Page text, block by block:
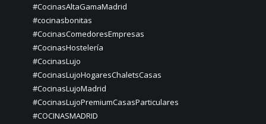
#CocinasAltaGamaMadrid
#cocinasbonitas
#CocinasComedoresEmpresas
#CocinasHostelería
#CocinasLujo
#CocinasLujoHogaresChaletsCasas
#CocinasLujoMadrid
#CocinasLujoPremiumCasasParticulares
#COCINASMADRID